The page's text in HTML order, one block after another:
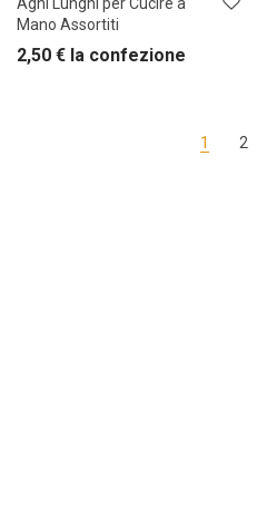
Mano Assortiti
2,50 € la confezione
1 2